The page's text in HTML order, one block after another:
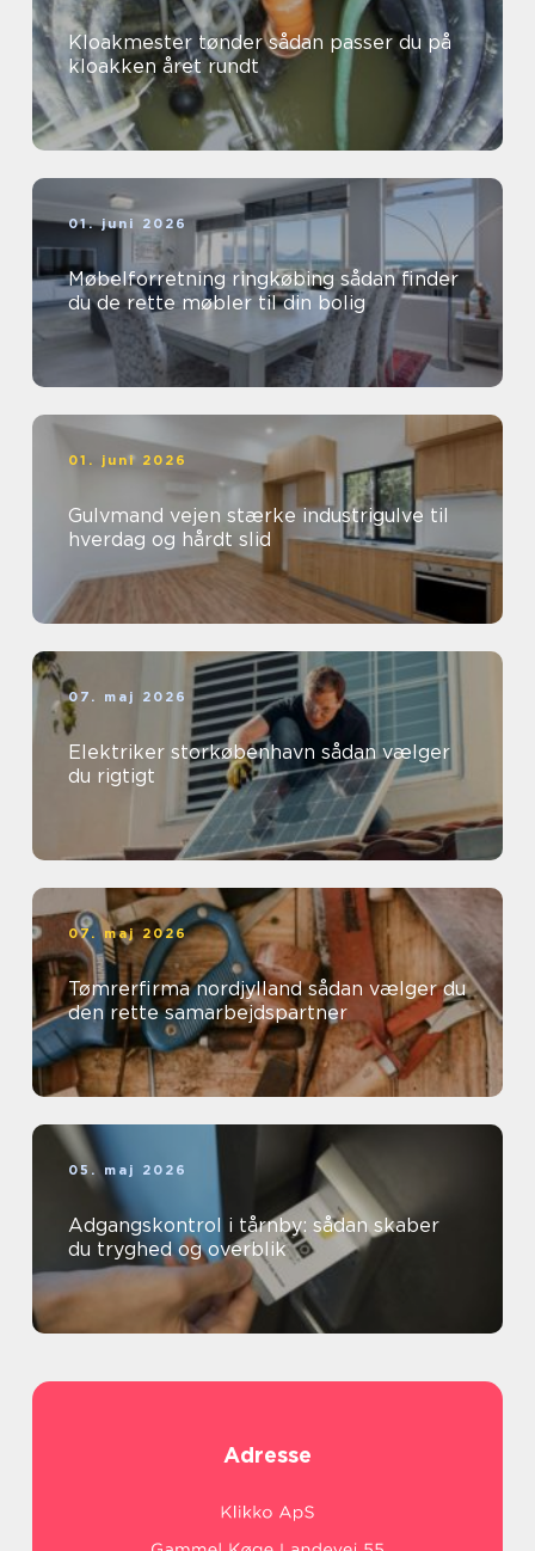
Kloakmester tønder sådan passer du på
kloakken året rundt
01. juni 2026
Møbelforretning ringkøbing sådan finder
du de rette møbler til din bolig
01. juni 2026
Gulvmand vejen stærke industrigulve til
hverdag og hårdt slid
07. maj 2026
Elektriker storkøbenhavn sådan vælger
du rigtigt
07. maj 2026
Tømrerfirma nordjylland sådan vælger du
den rette samarbejdspartner
05. maj 2026
Adgangskontrol i tårnby: sådan skaber
du tryghed og overblik
Adresse